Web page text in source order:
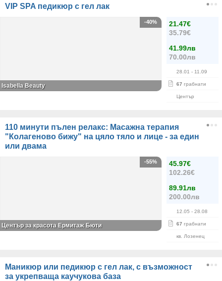
VIP SPA педикюр с гел лак
21.47€
35.79€
41.99лв
70.00лв
28.01 - 11.09
67 грабнати
Център
-40%
Isabella Beauty
110 минути пълен релакс: Масажна терапия
"Колагеново бижу" на цяло тяло и лице - за един
или двама
45.97€
102.26€
89.91лв
200.00лв
12.05 - 28.08
67 грабнати
кв. Лозенец
-55%
Център за красота Ермитаж Бюти
Маникюр или педикюр с гел лак, с възможност
за укрепваща каучукова база